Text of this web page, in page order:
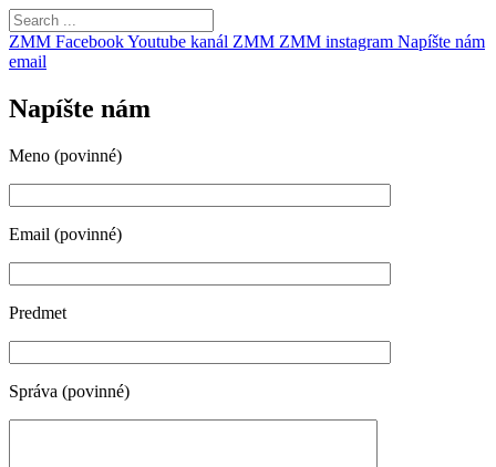
ZMM FacebookYoutube kanál ZMM ZMM instagram Napíšte nám
email
Napíšte nám
Meno (povinné)
Email (povinné)
Predmet
Správa (povinné)